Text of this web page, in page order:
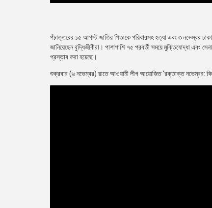
পঁচাত্তরের ১৫ আগস্ট জাতির পিতাকে পরিবারসহ হত্যা এবং ৩ নভেম্বর ঢাকা
জানিয়েছেন বুদ্ধিজীবীরা। পাশাপাশি ৭৫ পরবর্তী সময়ে মুক্তিযোদ্ধা এবং
প্রস্তাব করা হয়েছে।
শুক্রবার (৬ নভেম্বর) রাতে আওয়ামী লীগ আয়োজিত ‘রক্তাক্ত নভেম্বর: কিছু